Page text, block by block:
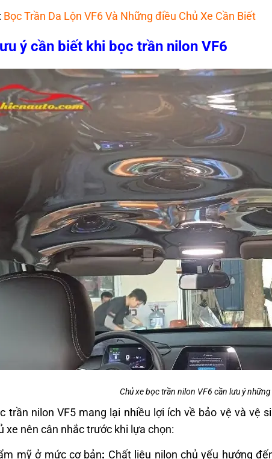
Bọc Trần Da Lộn VF6 Và Những điều Chủ Xe Cần Biết
ý cần biết khi bọc trần nilon VF6
Chủ xe bọc trần nilon VF6 cần lưu ý những
trần nilon VF5 mang lại nhiều lợi ích về bảo vệ và vệ
xe nên cân nhắc trước khi lựa chọn:
mỹ ở mức cơ bản: Chất liệu nilon chủ yếu hướng